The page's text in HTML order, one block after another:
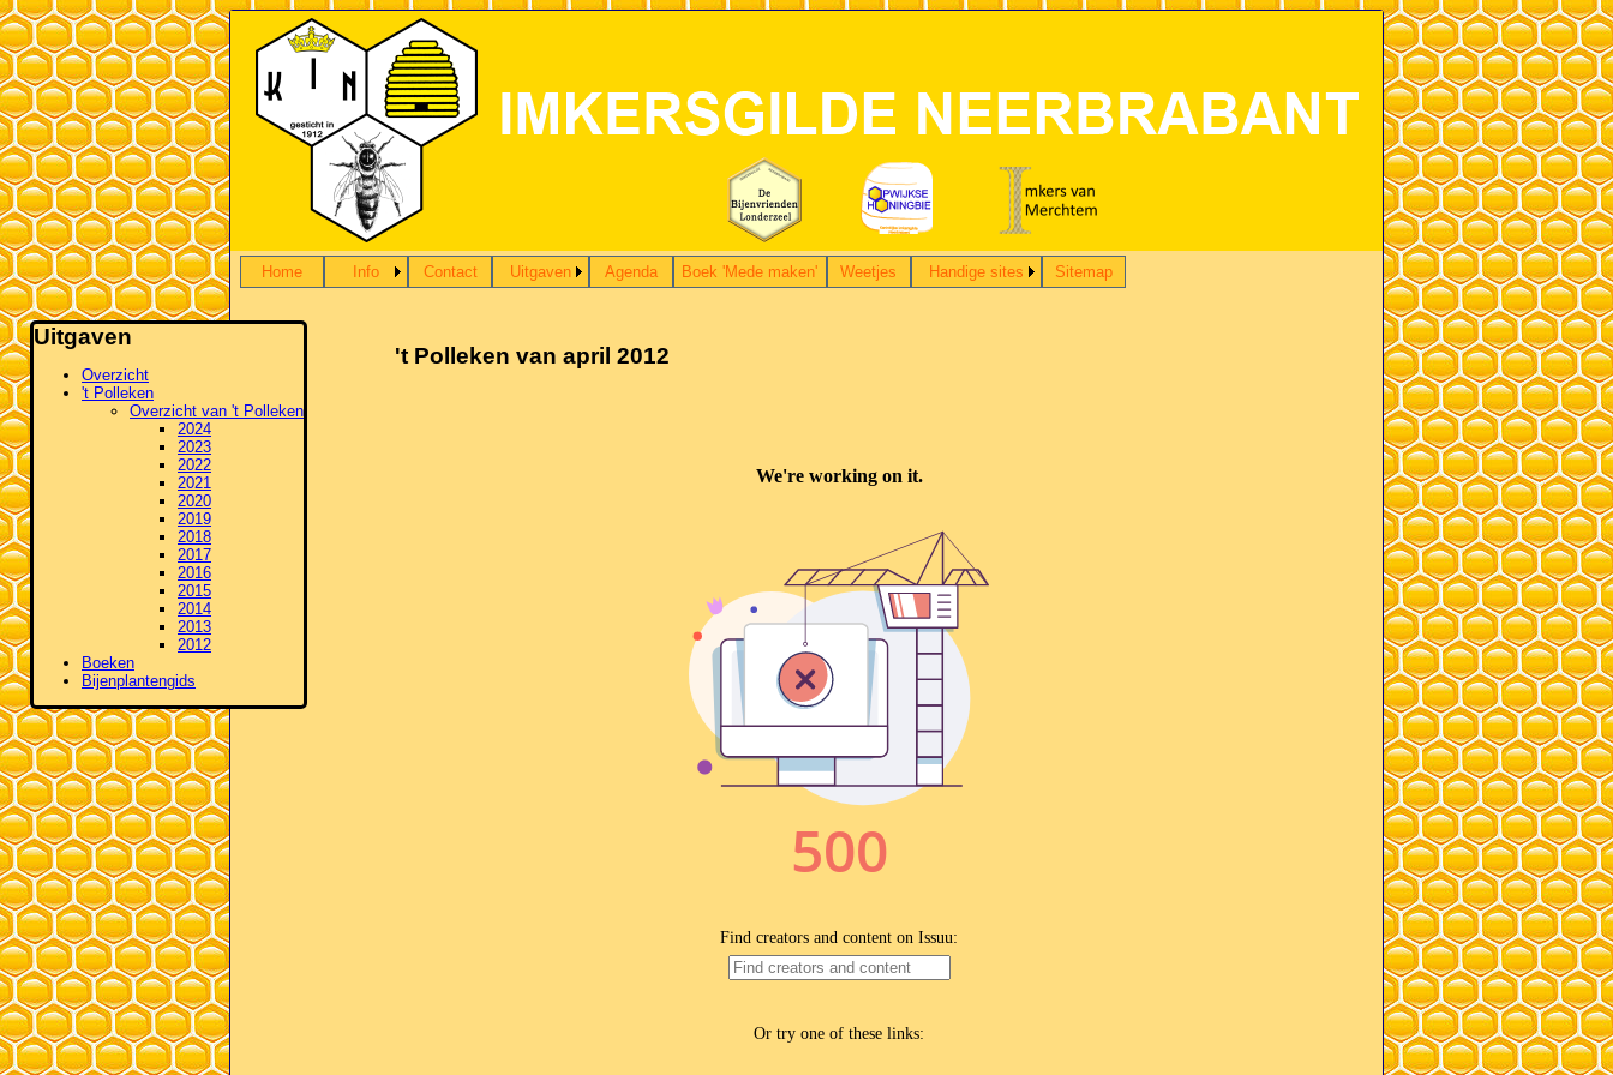
Home Info Contact Uitgaven Agenda Boek 'Mede maken' Weetjes Handige sites Sitemap
Uitgaven
Overzicht
't Polleken
Overzicht van 't Polleken
2024
2023
2022
2021
2020
2019
2018
2017
2016
2015
2014
2013
2012
Boeken
Bijenplantengids
't Polleken van april 2012